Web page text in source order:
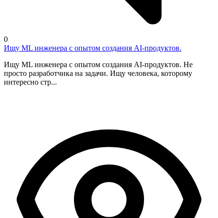
0
Ищу ML инженера с опытом создания AI-продуктов.
Ищу ML инженера с опытом создания AI-продуктов. Не
просто разработчика на задачи. Ищу человека, которому
интересно стр...